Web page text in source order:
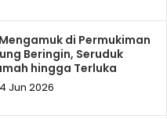
di Permukiman
Beringin, Seruduk
hingga Terluka
Jun 2026